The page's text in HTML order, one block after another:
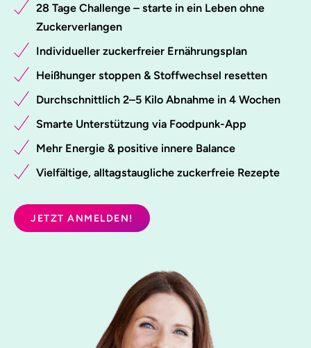
28 Tage Challenge – starte in ein Leben ohne
Zuckerverlangen
Individueller zuckerfreier Ernährungsplan
Heißhunger stoppen & Stoffwechsel resetten
Durchschnittlich 2–5 Kilo Abnahme in 4 Wochen
Smarte Unterstützung via Foodpunk-App
Mehr Energie & positive innere Balance
Vielfältige, alltagstaugliche zuckerfreie Rezepte
JETZT ANMELDEN!